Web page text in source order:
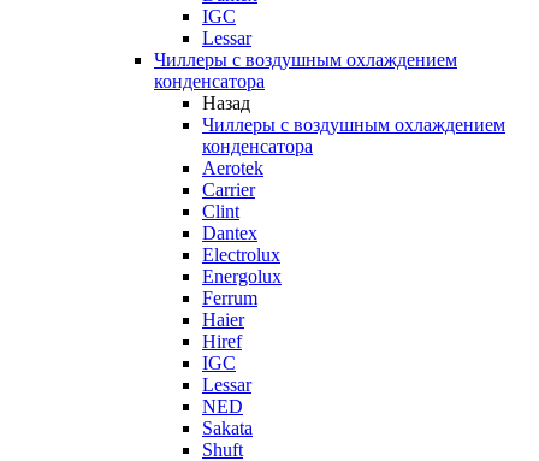
IGC
Lessar
Чиллеры с воздушным охлаждением
конденсатора
Назад
Чиллеры с воздушным охлаждением
конденсатора
Aerotek
Carrier
Clint
Dantex
Electrolux
Energolux
Ferrum
Haier
Hiref
IGC
Lessar
NED
Sakata
Shuft